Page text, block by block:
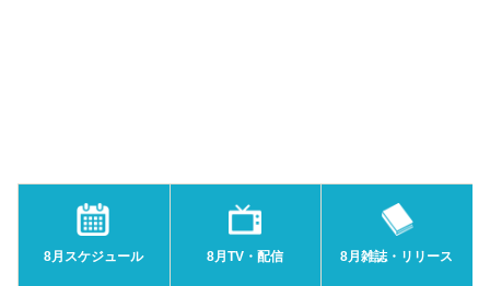
8月スケジュール 8月TV・配信 8月雑誌・リリース